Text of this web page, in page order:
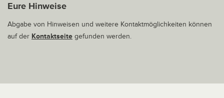
Eure Hinweise
Abgabe von Hinweisen und weitere Kontaktmöglichkeiten können
auf der Kontaktseite gefunden werden.